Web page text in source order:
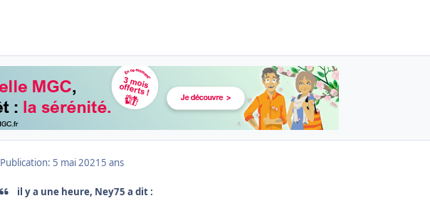
Publication: 5 mai 2021 5 ans
il y a une heure, Ney75 a dit :